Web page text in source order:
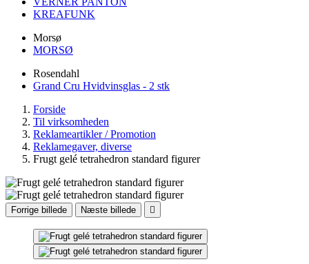
KREAFUNK
Morsø
MORSØ
Rosendahl
Grand Cru Hvidvinsglas - 2 stk
Forside
Til virksomheden
Reklameartikler / Promotion
Reklamegaver, diverse
Frugt gelé tetrahedron standard figurer
Forrige billede Næste billede 